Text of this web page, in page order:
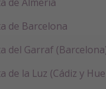
de Barcelona
del Garraf
de la Luz (Cádiz y